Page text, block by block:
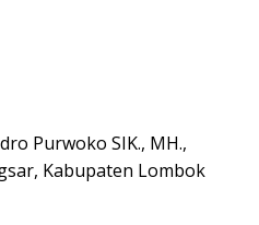
Purwoko SIK., MH.,
Kabupaten Lombok